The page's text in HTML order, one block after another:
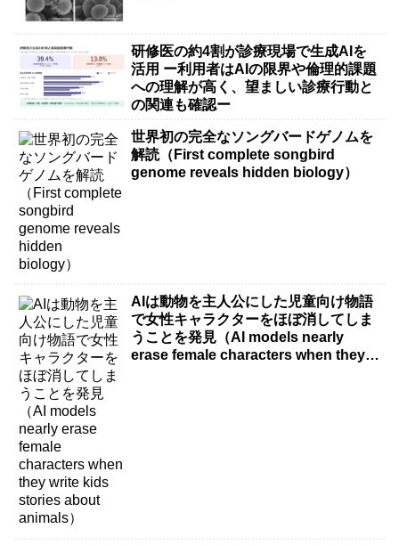
研修医の約4割が診療現場で生成AIを
活用 ー利用者はAIの限界や倫理的課題
への理解が高く、望ましい診療行動と
の関連も確認ー
世界初の完全なソングバードゲノムを
解読（First complete songbird
genome reveals hidden biology）
AIは動物を主人公にした児童向け物語
で女性キャラクターをほぼ消してしま
うことを発見（AI models nearly
erase female characters when they